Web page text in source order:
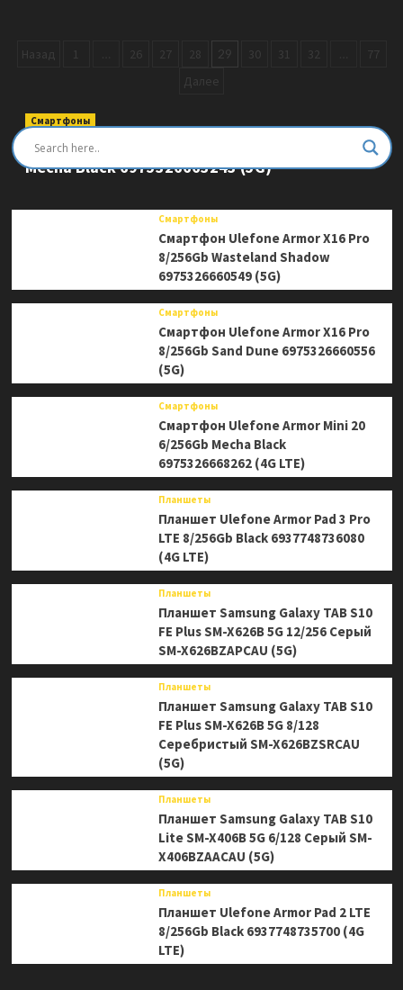
2126617
Пагинация
Назад 1 26 27 28 29 30 31 32
77
Далее
Смартфоны
Смартфон Ulefone Armor Mini 20 Pro 8/256Gb
Mecha Black 6975326663243 (5G)
Смартфоны
Смартфон Ulefone Armor X16 Pro
8/256Gb Wasteland Shadow
6975326660549 (5G)
Смартфоны
Смартфон Ulefone Armor X16 Pro
8/256Gb Sand Dune 6975326660556
(5G)
Смартфоны
Смартфон Ulefone Armor Mini 20
6/256Gb Mecha Black
6975326668262 (4G LTE)
Планшеты
Планшет Ulefone Armor Pad 3 Pro
LTE 8/256Gb Black 6937748736080
(4G LTE)
Планшеты
Планшет Samsung Galaxy TAB S10
FE Plus SM-X626B 5G 12/256 Серый
SM-X626BZAPCAU (5G)
Планшеты
Планшет Samsung Galaxy TAB S10
FE Plus SM-X626B 5G 8/128
Серебристый SM-X626BZSRCAU
(5G)
Планшеты
Планшет Samsung Galaxy TAB S10
Lite SM-X406B 5G 6/128 Серый SM-
X406BZAACAU (5G)
Планшеты
Планшет Ulefone Armor Pad 2 LTE
8/256Gb Black 6937748735700 (4G
LTE)